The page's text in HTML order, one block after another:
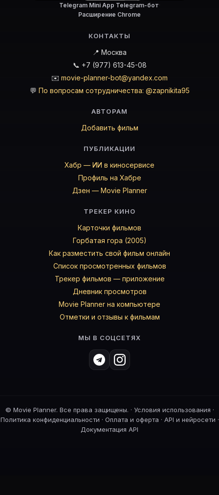
Telegram Mini App·Telegram-бот·
Расширение Chrome
КОНТАКТЫ
📍 Москва
📞 +7 (977) 613-45-08
✉️ movie-planner-bot@yandex.com
💬 По вопросам сотрудничества: @zapnikita95
АВТОРАМ
Добавить фильм
ПУБЛИКАЦИИ
Хабр — ИИ в киносервисе
Профиль на Хабре
Дзен — Movie Planner
ТРЕКЕР КИНО
Карточки фильмов
Горбатая гора (2005)
Как разместить свой фильм онлайн
Список просмотренных фильмов
Трекер фильмов — приложение
Дневник просмотров
Movie Planner на компьютере
Отметки и отзывы к фильмам
МЫ В СОЦСЕТЯХ
© Movie Planner. Все права защищены. · Условия использования ·
Политика конфиденциальности · Оплата и оферта · API и нейросети ·
Документация API